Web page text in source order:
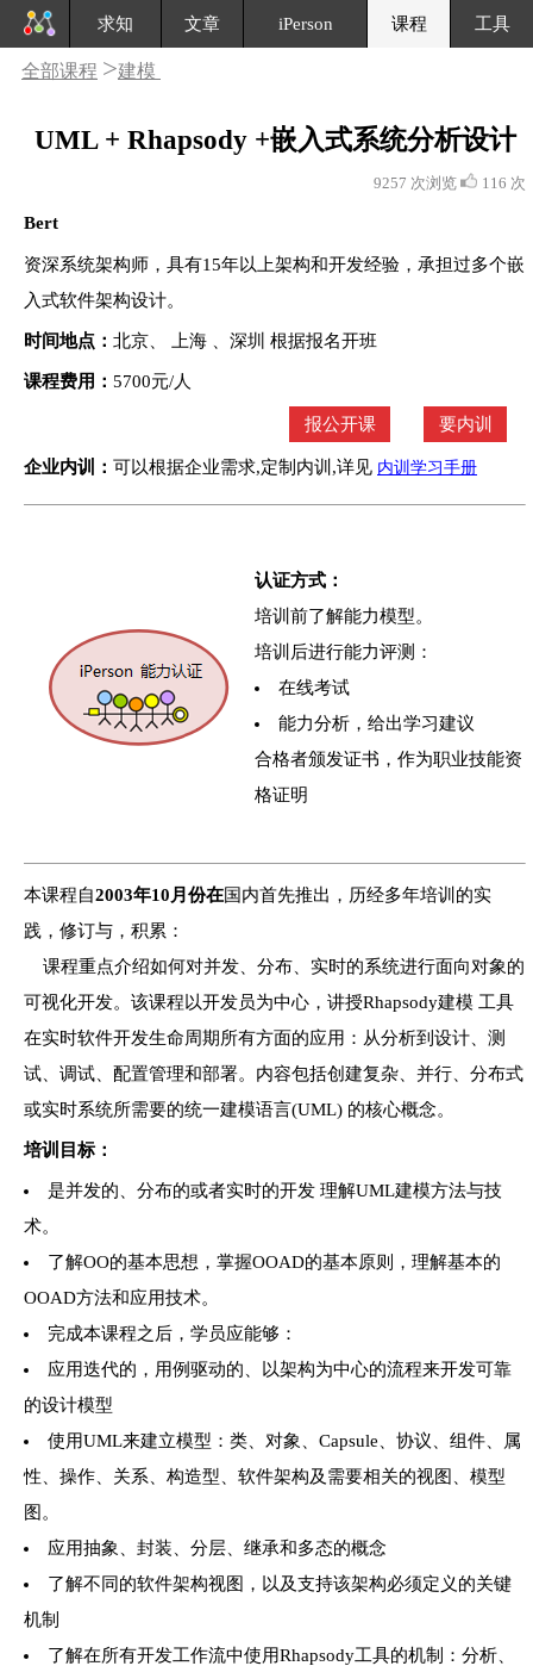
求知 文章 iPerson 课程 工具
全部课程 >建模
UML + Rhapsody +嵌入式系统分析设计
9257 次浏览 116 次
Bert
资深系统架构师，具有15年以上架构和开发经验，承担过多个嵌
入式软件架构设计。
时间地点： 北京、 上海 、深圳 根据报名开班
课程费用： 5700元/人
报公开课 要内训
企业内训： 可以根据企业需求,定制内训,详见 内训学习手册
认证方式：
培训前了解能力模型。
培训后进行能力评测：
在线考试
能力分析，给出学习建议
合格者颁发证书，作为职业技能资
格证明
本课程自2003年10月份在国内首先推出，历经多年培训的实
践，修订与，积累：
课程重点介绍如何对并发、分布、实时的系统进行面向对象的
可视化开发。该课程以开发员为中心，讲授Rhapsody建模 工具
在实时软件开发生命周期所有方面的应用：从分析到设计、测
试、调试、配置管理和部署。内容包括创建复杂、并行、分布式
或实时系统所需要的统一建模语言(UML) 的核心概念。
培训目标：
是并发的、分布的或者实时的开发 理解UML建模方法与技
术。
了解OO的基本思想，掌握OOAD的基本原则，理解基本的
OOAD方法和应用技术。
完成本课程之后，学员应能够：
应用迭代的，用例驱动的、以架构为中心的流程来开发可靠
的设计模型
使用UML来建立模型：类、对象、Capsule、协议、组件、属
性、操作、关系、构造型、软件架构及需要相关的视图、模型
图。
应用抽象、封装、分层、继承和多态的概念
了解不同的软件架构视图，以及支持该架构必须定义的关键
机制
了解在所有开发工作流中使用Rhapsody工具的机制：分析、